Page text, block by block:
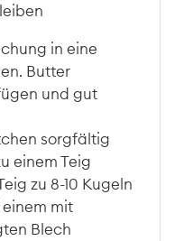
in eine
Butter
und gut
sorgfältig
einem Teig
zu 8-10 Kugeln
mit
Blech